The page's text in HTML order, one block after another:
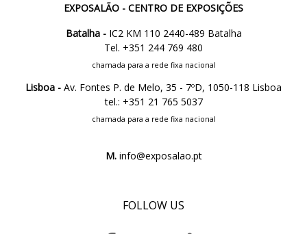
EXPOSALÃO - CENTRO DE EXPOSIÇÕES
Batalha -IC2 KM 110 2440-489 Batalha
Tel. +351 244 769 480
chamada para a rede fixa nacional
Lisboa - Av. Fontes P. de Melo, 35 - 7ºD, 1050-118 Lisboa
tel.: +351 21 765 5037
chamada para a rede fixa nacional
M.info@exposalao.pt
FOLLOW US